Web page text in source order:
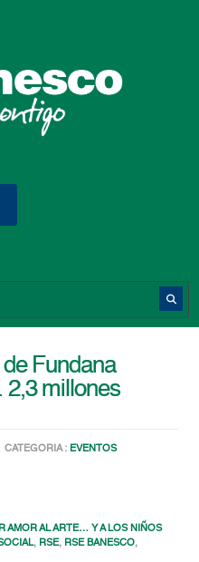
Fundana
2,3 millones
CATEGORIA : EVENTOS
AMOR AL ARTE… Y A LOS NIÑOS
, RSE, RSE BANESCO,